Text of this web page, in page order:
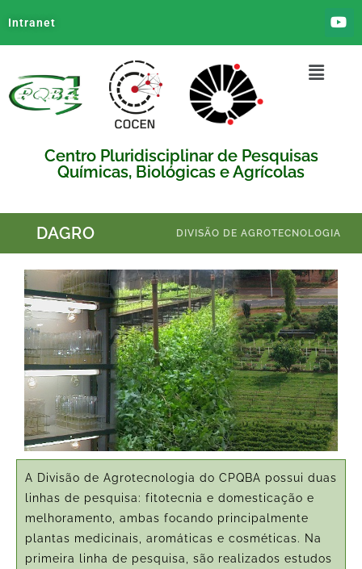
Intranet
Centro Pluridisciplinar de Pesquisas
Químicas, Biológicas e Agrícolas
DAGRO DIVISÃO DE AGROTECNOLOGIA
A Divisão de Agrotecnologia do CPQBA possui duas
linhas de pesquisa: fitotecnia e domesticação e
melhoramento, ambas focando principalmente
plantas medicinais, aromáticas e cosméticas. Na
primeira linha de pesquisa, são realizados estudos